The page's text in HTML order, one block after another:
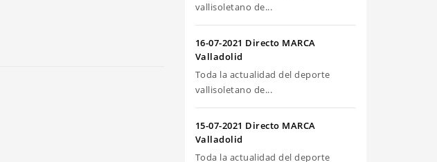
vallisoletano de...
16-07-2021 Directo MARCA
Valladolid
Toda la actualidad del deporte
vallisoletano de...
15-07-2021 Directo MARCA
Valladolid
Toda la actualidad del deporte